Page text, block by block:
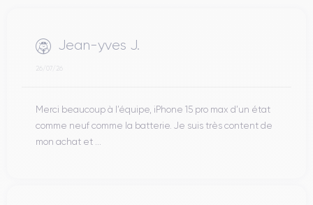
Jean-yves J.
26/07/26
Merci beaucoup à l’équipe, iPhone 15 pro max d’un état
comme neuf comme la batterie. Je suis très content de
mon achat et ...